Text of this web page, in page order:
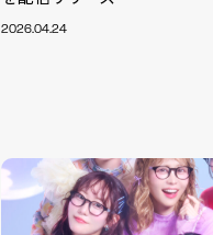
2026.04.24